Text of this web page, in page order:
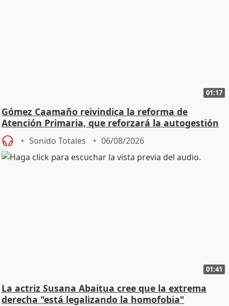
01:17
Gómez Caamaño reivindica la reforma de
Atención Primaria, que reforzará la autogestión
Sonido Totales 06/08/2026
01:41
La actriz Susana Abaitua cree que la extrema
derecha "está legalizando la homofobia"